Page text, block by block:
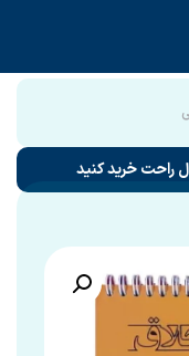
راحت خرید کنید